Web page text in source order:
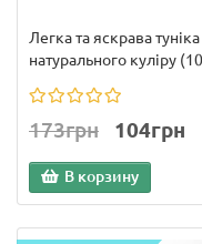
Легка та яскрава
натурального куліру
173грн 104грн
В корзину